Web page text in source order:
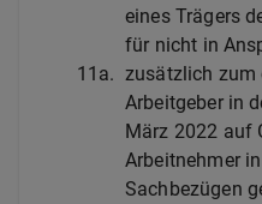
eines Trägers
für nicht in
11a. zusätzlich zum
Arbeitgeber in
März 2022 auf
Arbeitnehmer
Sachbezügen